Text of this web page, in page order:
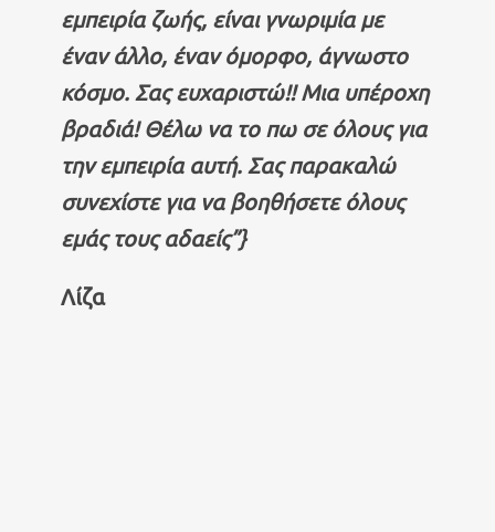
εμπειρία ζωής, είναι γνωριμία με
έναν άλλο, έναν όμορφο, άγνωστο
κόσμο. Σας ευχαριστώ!! Μια υπέροχη
βραδιά! Θέλω να το πω σε όλους για
την εμπειρία αυτή. Σας παρακαλώ
συνεχίστε για να βοηθήσετε όλους
εμάς τους αδαείς”}
Λίζα